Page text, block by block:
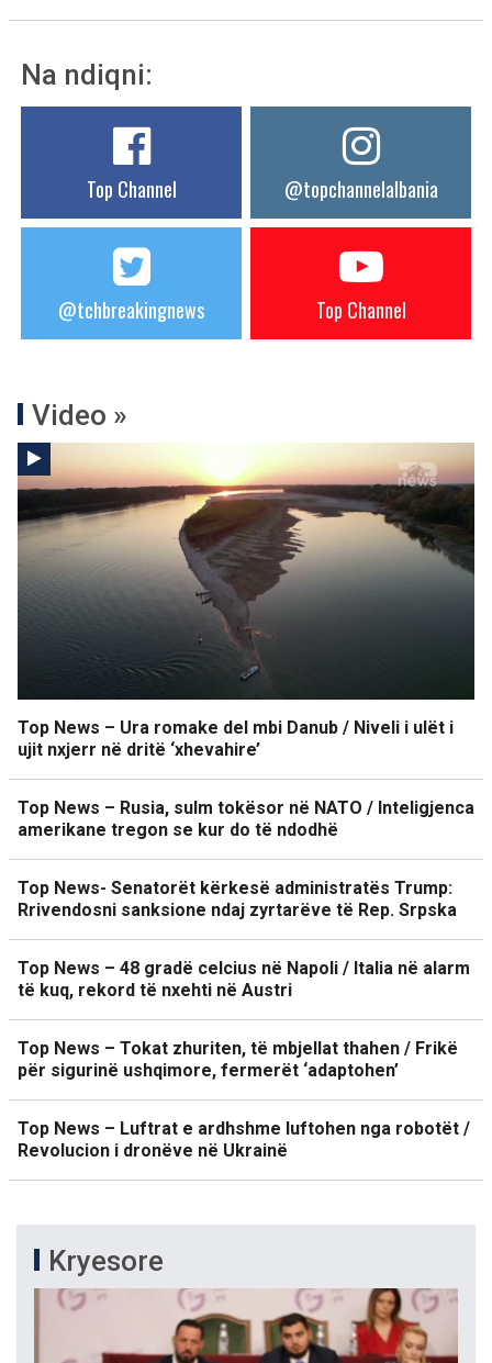
Na ndiqni:
Top Channel @topchannelalbania
@tchbreakingnews Top Channel
Video »
Top News – Ura romake del mbi Danub / Niveli i ulët i
ujit nxjerr në dritë ‘xhevahire’
Top News – Rusia, sulm tokësor në NATO / Inteligjenca
amerikane tregon se kur do të ndodhë
Top News- Senatorët kërkesë administratës Trump:
Rrivendosni sanksione ndaj zyrtarëve të Rep. Srpska
Top News – 48 gradë celcius në Napoli / Italia në alarm
të kuq, rekord të nxehti në Austri
Top News – Tokat zhuriten, të mbjellat thahen / Frikë
për sigurinë ushqimore, fermerët ‘adaptohen’
Top News – Luftrat e ardhshme luftohen nga robotët /
Revolucion i dronëve në Ukrainë
Kryesore